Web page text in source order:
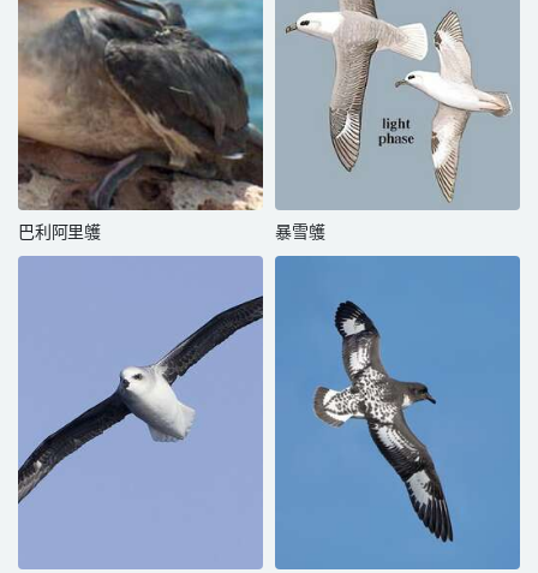
巴利阿里鹱 暴雪鹱